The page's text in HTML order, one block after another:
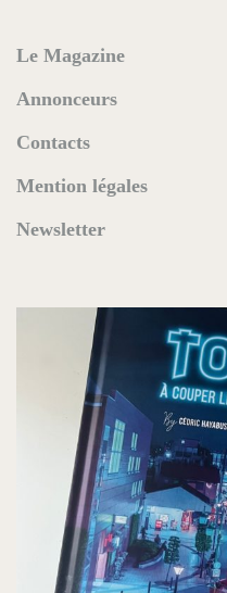
Le Magazine
Annonceurs
Contacts
Mention légales
Newsletter